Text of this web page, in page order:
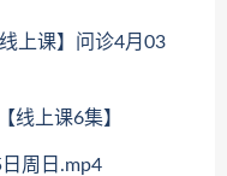
上课】问诊4月03
线上课6集】
周日.mp4